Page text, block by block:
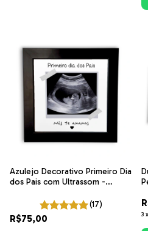
Azulejo Decorativo Primeiro Dia
dos Pais com Ultrassom -
(17)
R$75,00 3 x